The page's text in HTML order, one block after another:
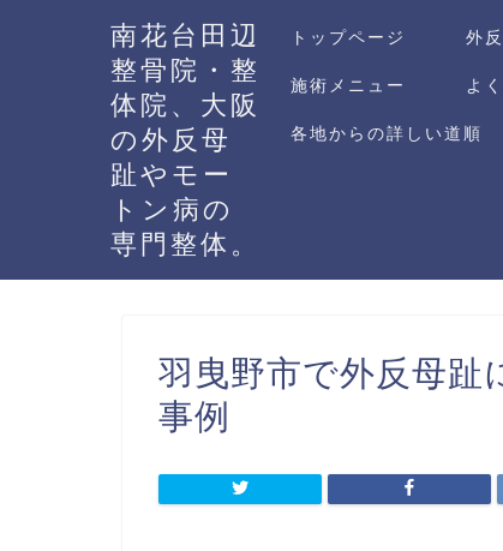
南花台田辺
整骨院・整
体院、大阪
の外反母
趾やモー
トン病の
専門整体。
トップページ 外
施術メニュー よ
各地からの詳しい道順
羽曳野市で外反母趾
事例